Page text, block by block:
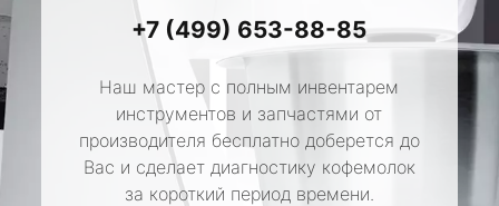
+7 (499) 653-88-85
Наш мастер с полным инвентарем
инструментов и запчастями от
производителя бесплатно доберется до
Вас и сделает диагностику кофемолок
за короткий период времени.